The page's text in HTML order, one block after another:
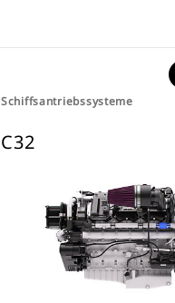
Schiffsantriebssysteme
C32